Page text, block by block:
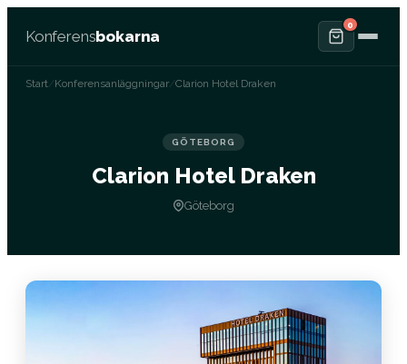
Konferensbokarna
0
Start Konferensanläggningar Clarion Hotel Draken
GÖTEBORG
Clarion Hotel Draken
Göteborg